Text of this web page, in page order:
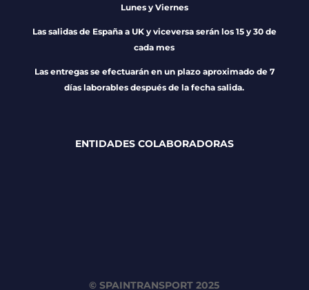
Lunes y Viernes
Las salidas de España a UK y viceversa serán los 15 y 30 de
cada mes
Las entregas se efectuarán en un plazo aproximado de 7
días laborables después de la fecha salida.
ENTIDADES COLABORADORAS
© SPAINTRANSPORT 2025